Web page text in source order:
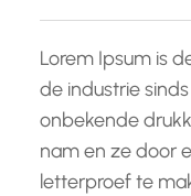
Lorem Ipsum is
de industrie
onbekende
nam en ze door
letterproef te